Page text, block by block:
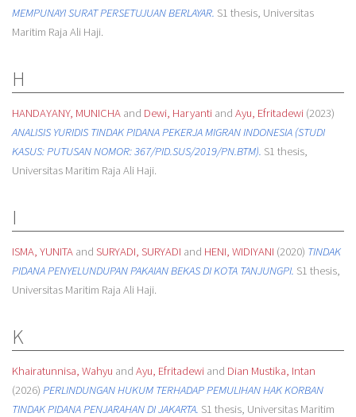
MEMPUNAYI SURAT PERSETUJUAN BERLAYAR. S1 thesis, Universitas
Maritim Raja Ali Haji.
H
HANDAYANY, MUNICHAand Dewi, Haryantiand Ayu, Efritadewi(2023)
ANALISIS YURIDIS TINDAK PIDANA PEKERJA MIGRAN INDONESIA (STUDI
KASUS: PUTUSAN NOMOR: 367/PID.SUS/2019/PN.BTM). S1 thesis,
Universitas Maritim Raja Ali Haji.
I
ISMA, YUNITAand SURYADI, SURYADI and HENI, WIDIYANI (2020) TINDAK
PIDANA PENYELUNDUPAN PAKAIAN BEKAS DI KOTA TANJUNGPI. S1 thesis,
Universitas Maritim Raja Ali Haji.
K
Khairatunnisa, Wahyu and Ayu, Efritadewiand Dian Mustika, Intan
(2026) PERLINDUNGAN HUKUM TERHADAP PEMULIHAN HAK KORBAN
TINDAK PIDANA PENJARAHAN DI JAKARTA. S1 thesis, Universitas Maritim